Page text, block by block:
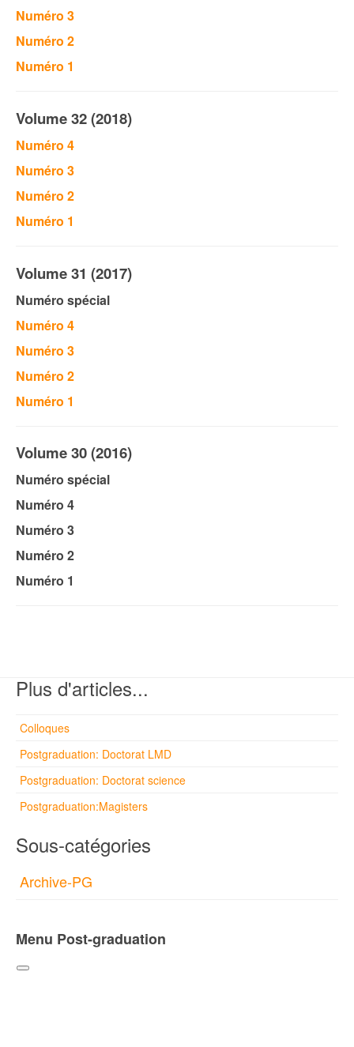
Numéro 3
Numéro 2
Numéro 1
Volume 32 (2018)
Numéro 4
Numéro 3
Numéro 2
Numéro 1
Volume 31 (2017)
Numéro spécial
Numéro 4
Numéro 3
Numéro 2
Numéro 1
Volume 30 (2016)
Numéro spécial
Numéro 4
Numéro 3
Numéro 2
Numéro 1
Plus d'articles...
Colloques
Postgraduation: Doctorat LMD
Postgraduation: Doctorat science
Postgraduation:Magisters
Sous-catégories
Archive-PG
Menu Post-graduation